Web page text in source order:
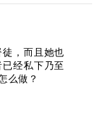
，而且她也
经私下乃至
么做？